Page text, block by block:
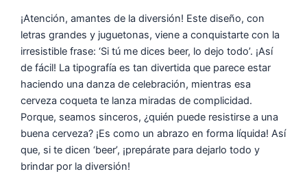
¡Atención, amantes de la diversión! Este diseño, con
letras grandes y juguetonas, viene a conquistarte con la
irresistible frase: ‘Si tú me dices beer, lo dejo todo’. ¡Así
de fácil! La tipografía es tan divertida que parece estar
haciendo una danza de celebración, mientras esa
cerveza coqueta te lanza miradas de complicidad.
Porque, seamos sinceros, ¿quién puede resistirse a una
buena cerveza? ¡Es como un abrazo en forma líquida! Así
que, si te dicen ‘beer’, ¡prepárate para dejarlo todo y
brindar por la diversión!